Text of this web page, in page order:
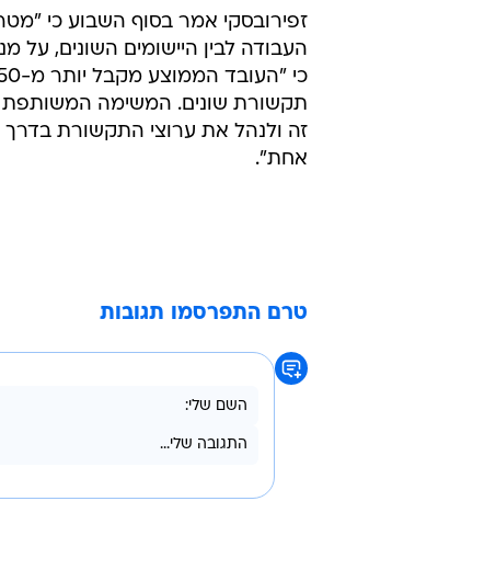
זפירובסקי אמר בסוף השבוע כי
העבודה לבין היישומים השונים, על
תקשורת שונים. המשימה המשותפת
זה ולנהל את ערוצי התקשורת
אחת".
טרם התפרסמו תגובות